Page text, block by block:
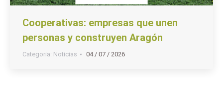
Cooperativas: empresas que unen
personas y construyen Aragón
Categoria: Noticias 04 / 07 / 2026